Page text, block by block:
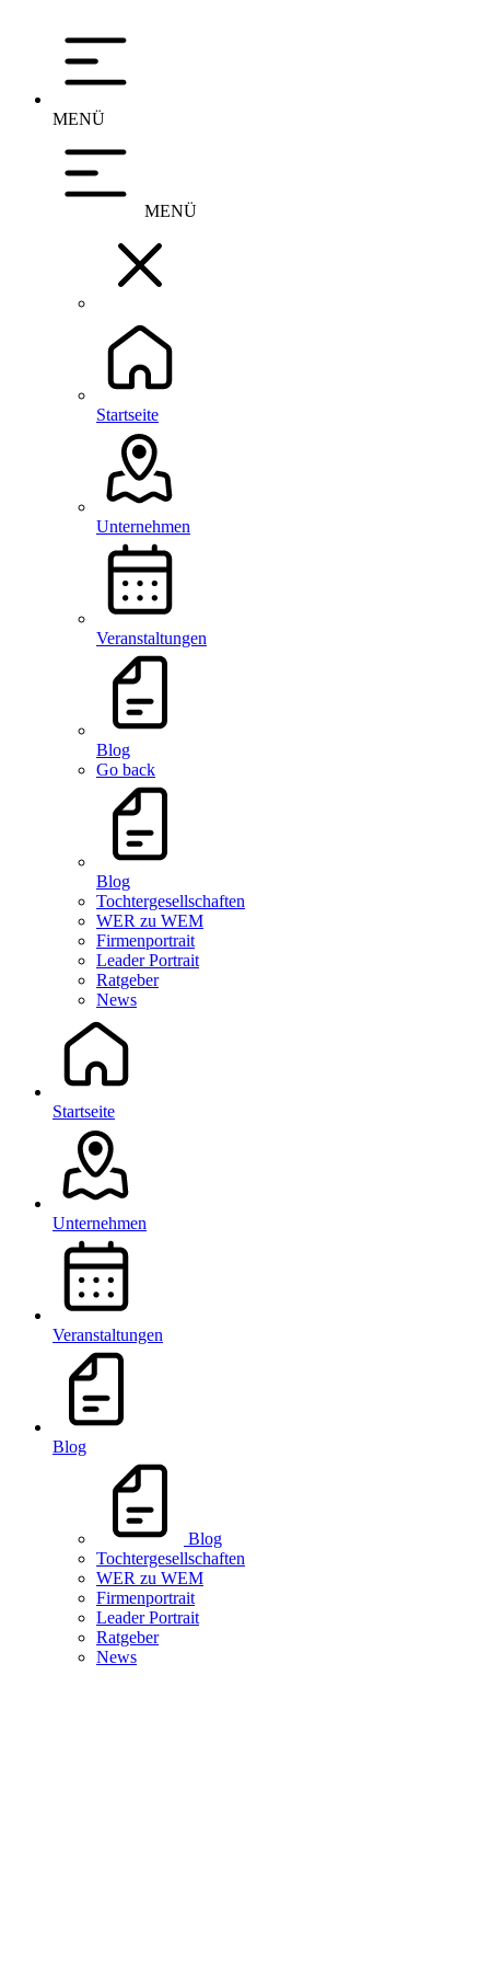
MENÜ
MENÜ
Startseite
Unternehmen
Veranstaltungen
Blog
Go back
Blog
Tochtergesellschaften
WER zu WEM
Firmenportrait
Leader Portrait
Ratgeber
News
Startseite
Unternehmen
Veranstaltungen
Blog
Blog
Tochtergesellschaften
WER zu WEM
Firmenportrait
Leader Portrait
Ratgeber
News